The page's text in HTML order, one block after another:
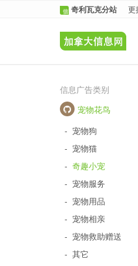
奇利瓦克分站 更
信息广告类别
宠物花鸟
- 宠物狗
- 宠物猫
- 奇趣小宠
- 宠物服务
- 宠物用品
- 宠物相亲
- 宠物救助赠送
- 其它